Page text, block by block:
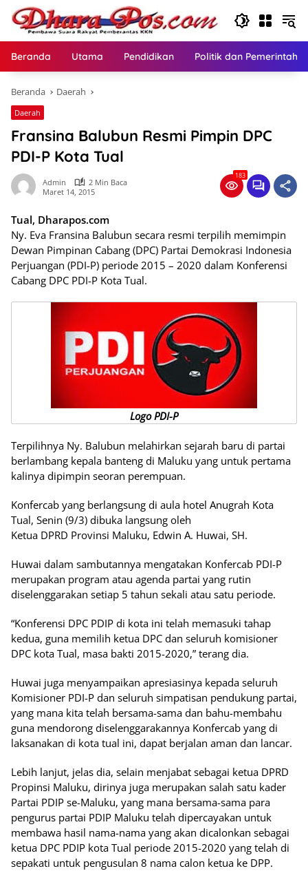
Langsung
konten
Beranda Utama Pendidikan Politik dan
Beranda Daerah
Daerah
Fransina Balubun Resmi Pimpin DPC
PDI-P Kota Tual
Admin
2 Min Baca
Maret 14, 2015
183
Tual, Dharapos.com
Ny. Eva Fransina Balubun secara resmi terpilih memimpin
Dewan Pimpinan Cabang (DPC) Partai Demokrasi Indonesia
Perjuangan (PDI-P) periode 2015 – 2020 dalam Konferensi
Cabang DPC PDI-P Kota Tual.
Logo PDI-P
Terpilihnya Ny. Balubun melahirkan sejarah baru di partai
berlambang kepala banteng di Maluku yang untuk pertama
kalinya dipimpin seoran perempuan.
Konfercab yang berlangsung di aula hotel Anugrah Kota
Tual, Senin (9/3) dibuka langsung oleh
Ketua DPRD Provinsi Maluku, Edwin A. Huwai, SH.
Huwai dalam sambutannya mengatakan Konfercab PDI-P
merupakan program atau agenda partai yang rutin
diselenggarakan setiap 5 tahun sekali atau satu periode.
“Konferensi DPC PDIP di kota ini telah memasuki tahap
kedua, guna memilih ketua DPC dan seluruh komisioner
DPC kota Tual, masa bakti 2015-2020,” terang dia.
Huwai juga menyampaikan apresiasinya kepada seluruh
Komisioner PDI-P dan seluruh simpatisan pendukung partai,
yang mana kita telah bersama-sama dan bahu-membahu
guna mendorong diselenggarakannya Konfercab yang di
laksanakan di kota tual ini, dapat berjalan aman dan lancar.
Lebih lanjut, jelas dia, selain menjabat sebagai ketua DPRD
Propinsi Maluku, dirinya juga merupakan salah satu kader
Partai PDIP se-Maluku, yang mana bersama-sama para
pengurus partai PDIP Maluku telah dipercayakan untuk
membawa hasil nama-nama yang akan dicalonkan sebagai
ketua DPC PDIP kota Tual periode 2015-2020 yang telah di
sepakati untuk pengusulan 8 nama calon ketua ke DPP.